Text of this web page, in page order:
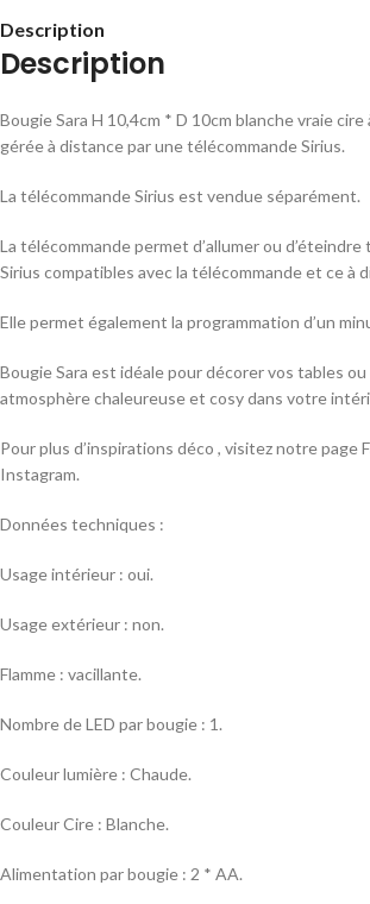
Description
Description
Bougie Sara H 10,4cm * D 10cm blanche vraie cire
gérée à distance par une télécommande Sirius.
La télécommande Sirius est vendue séparément.
La télécommande permet d’allumer ou
Sirius compatibles avec la télécommande et ce à
Elle permet également la programmation d’un
Bougie Sara est idéale pour décorer vos tables
atmosphère chaleureuse et cosy dans votre
Pour plus d’inspirations déco , visitez notre page
Instagram.
Données techniques :
Usage intérieur : oui.
Usage extérieur : non.
Flamme : vacillante.
Nombre de LED par bougie : 1.
Couleur lumière : Chaude.
Couleur Cire : Blanche.
Alimentation par bougie : 2 * AA.